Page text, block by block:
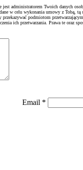
administratorem Twoich danych
w celu wykonania umowy z Tobą,
podmiotom
ich przetwarzania. Prawa te oraz
Email *